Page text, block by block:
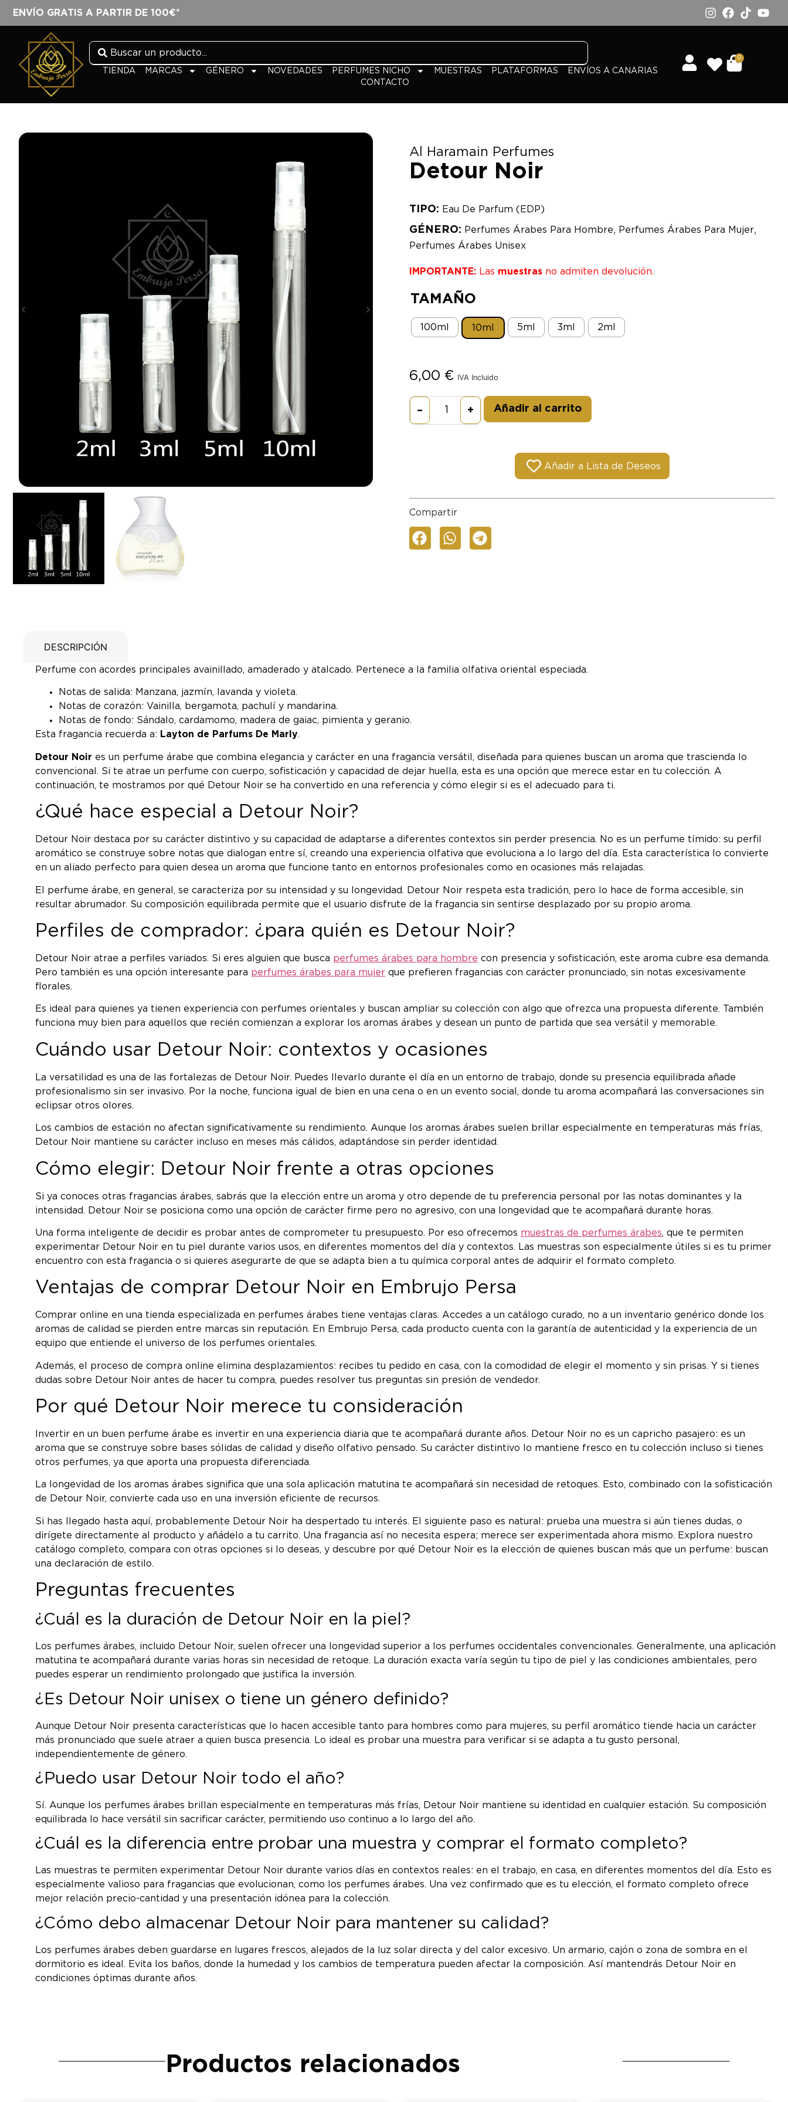
ENVÍO GRATIS A PARTIR DE 100€*
TIENDA MARCAS GÉNERO NOVEDADES PERFUMES NICHO MUESTRAS PLATAFORMAS
ENVÍOS A CANARIAS
CONTACTO
0
Al Haramain Perfumes
Detour Noir
TIPO: Eau De Parfum (EDP)
GÉNERO: Perfumes Árabes Para Hombre, Perfumes Árabes Para Mujer,
Perfumes Árabes Unisex
IMPORTANTE: Las muestras no admiten devolución.
TAMAÑO
100ml 10ml 5ml 3ml 2ml
6,00 € IVA Incluido
– + Añadir al carrito
Añadir a Lista de Deseos
Compartir
DESCRIPCIÓN
Perfume con acordes principales avainillado, amaderado y atalcado. Pertenece a la familia olfativa oriental especiada.
Notas de salida: Manzana, jazmín, lavanda y violeta.
Notas de corazón: Vainilla, bergamota, pachulí y mandarina.
Notas de fondo: Sándalo, cardamomo, madera de gaiac, pimienta y geranio.
Esta fragancia recuerda a: Layton de Parfums De Marly.
Detour Noir es un perfume árabe que combina elegancia y carácter en una fragancia versátil, diseñada para quienes buscan un aroma que trascienda lo
convencional. Si te atrae un perfume con cuerpo, sofisticación y capacidad de dejar huella, esta es una opción que merece estar en tu colección. A
continuación, te mostramos por qué Detour Noir se ha convertido en una referencia y cómo elegir si es el adecuado para ti.
¿Qué hace especial a Detour Noir?
Detour Noir destaca por su carácter distintivo y su capacidad de adaptarse a diferentes contextos sin perder presencia. No es un perfume tímido: su perfil
aromático se construye sobre notas que dialogan entre sí, creando una experiencia olfativa que evoluciona a lo largo del día. Esta característica lo convierte
en un aliado perfecto para quien desea un aroma que funcione tanto en entornos profesionales como en ocasiones más relajadas.
El perfume árabe, en general, se caracteriza por su intensidad y su longevidad. Detour Noir respeta esta tradición, pero lo hace de forma accesible, sin
resultar abrumador. Su composición equilibrada permite que el usuario disfrute de la fragancia sin sentirse desplazado por su propio aroma.
Perfiles de comprador: ¿para quién es Detour Noir?
Detour Noir atrae a perfiles variados. Si eres alguien que busca perfumes árabes para hombre con presencia y sofisticación, este aroma cubre esa demanda.
Pero también es una opción interesante para perfumes árabes para mujer que prefieren fragancias con carácter pronunciado, sin notas excesivamente
florales.
Es ideal para quienes ya tienen experiencia con perfumes orientales y buscan ampliar su colección con algo que ofrezca una propuesta diferente. También
funciona muy bien para aquellos que recién comienzan a explorar los aromas árabes y desean un punto de partida que sea versátil y memorable.
Cuándo usar Detour Noir: contextos y ocasiones
La versatilidad es una de las fortalezas de Detour Noir. Puedes llevarlo durante el día en un entorno de trabajo, donde su presencia equilibrada añade
profesionalismo sin ser invasivo. Por la noche, funciona igual de bien en una cena o en un evento social, donde tu aroma acompañará las conversaciones sin
eclipsar otros olores.
Los cambios de estación no afectan significativamente su rendimiento. Aunque los aromas árabes suelen brillar especialmente en temperaturas más frías,
Detour Noir mantiene su carácter incluso en meses más cálidos, adaptándose sin perder identidad.
Cómo elegir: Detour Noir frente a otras opciones
Si ya conoces otras fragancias árabes, sabrás que la elección entre un aroma y otro depende de tu preferencia personal por las notas dominantes y la
intensidad. Detour Noir se posiciona como una opción de carácter firme pero no agresivo, con una longevidad que te acompañará durante horas.
Una forma inteligente de decidir es probar antes de comprometer tu presupuesto. Por eso ofrecemos muestras de perfumes árabes, que te permiten
experimentar Detour Noir en tu piel durante varios usos, en diferentes momentos del día y contextos. Las muestras son especialmente útiles si es tu primer
encuentro con esta fragancia o si quieres asegurarte de que se adapta bien a tu química corporal antes de adquirir el formato completo.
Ventajas de comprar Detour Noir en Embrujo Persa
Comprar online en una tienda especializada en perfumes árabes tiene ventajas claras. Accedes a un catálogo curado, no a un inventario genérico donde los
aromas de calidad se pierden entre marcas sin reputación. En Embrujo Persa, cada producto cuenta con la garantía de autenticidad y la experiencia de un
equipo que entiende el universo de los perfumes orientales.
Además, el proceso de compra online elimina desplazamientos: recibes tu pedido en casa, con la comodidad de elegir el momento y sin prisas. Y si tienes
dudas sobre Detour Noir antes de hacer tu compra, puedes resolver tus preguntas sin presión de vendedor.
Por qué Detour Noir merece tu consideración
Invertir en un buen perfume árabe es invertir en una experiencia diaria que te acompañará durante años. Detour Noir no es un capricho pasajero: es un
aroma que se construye sobre bases sólidas de calidad y diseño olfativo pensado. Su carácter distintivo lo mantiene fresco en tu colección incluso si tienes
otros perfumes, ya que aporta una propuesta diferenciada.
La longevidad de los aromas árabes significa que una sola aplicación matutina te acompañará sin necesidad de retoques. Esto, combinado con la sofisticación
de Detour Noir, convierte cada uso en una inversión eficiente de recursos.
Si has llegado hasta aquí, probablemente Detour Noir ha despertado tu interés. El siguiente paso es natural: prueba una muestra si aún tienes dudas, o
dirígete directamente al producto y añádelo a tu carrito. Una fragancia así no necesita espera; merece ser experimentada ahora mismo. Explora nuestro
catálogo completo, compara con otras opciones si lo deseas, y descubre por qué Detour Noir es la elección de quienes buscan más que un perfume: buscan
una declaración de estilo.
Preguntas frecuentes
¿Cuál es la duración de Detour Noir en la piel?
Los perfumes árabes, incluido Detour Noir, suelen ofrecer una longevidad superior a los perfumes occidentales convencionales. Generalmente, una aplicación
matutina te acompañará durante varias horas sin necesidad de retoque. La duración exacta varía según tu tipo de piel y las condiciones ambientales, pero
puedes esperar un rendimiento prolongado que justifica la inversión.
¿Es Detour Noir unisex o tiene un género definido?
Aunque Detour Noir presenta características que lo hacen accesible tanto para hombres como para mujeres, su perfil aromático tiende hacia un carácter
más pronunciado que suele atraer a quien busca presencia. Lo ideal es probar una muestra para verificar si se adapta a tu gusto personal,
independientemente de género.
¿Puedo usar Detour Noir todo el año?
Sí. Aunque los perfumes árabes brillan especialmente en temperaturas más frías, Detour Noir mantiene su identidad en cualquier estación. Su composición
equilibrada lo hace versátil sin sacrificar carácter, permitiendo uso continuo a lo largo del año.
¿Cuál es la diferencia entre probar una muestra y comprar el formato completo?
Las muestras te permiten experimentar Detour Noir durante varios días en contextos reales: en el trabajo, en casa, en diferentes momentos del día. Esto es
especialmente valioso para fragancias que evolucionan, como los perfumes árabes. Una vez confirmado que es tu elección, el formato completo ofrece
mejor relación precio-cantidad y una presentación idónea para la colección.
¿Cómo debo almacenar Detour Noir para mantener su calidad?
Los perfumes árabes deben guardarse en lugares frescos, alejados de la luz solar directa y del calor excesivo. Un armario, cajón o zona de sombra en el
dormitorio es ideal. Evita los baños, donde la humedad y los cambios de temperatura pueden afectar la composición. Así mantendrás Detour Noir en
condiciones óptimas durante años.
Productos relacionados